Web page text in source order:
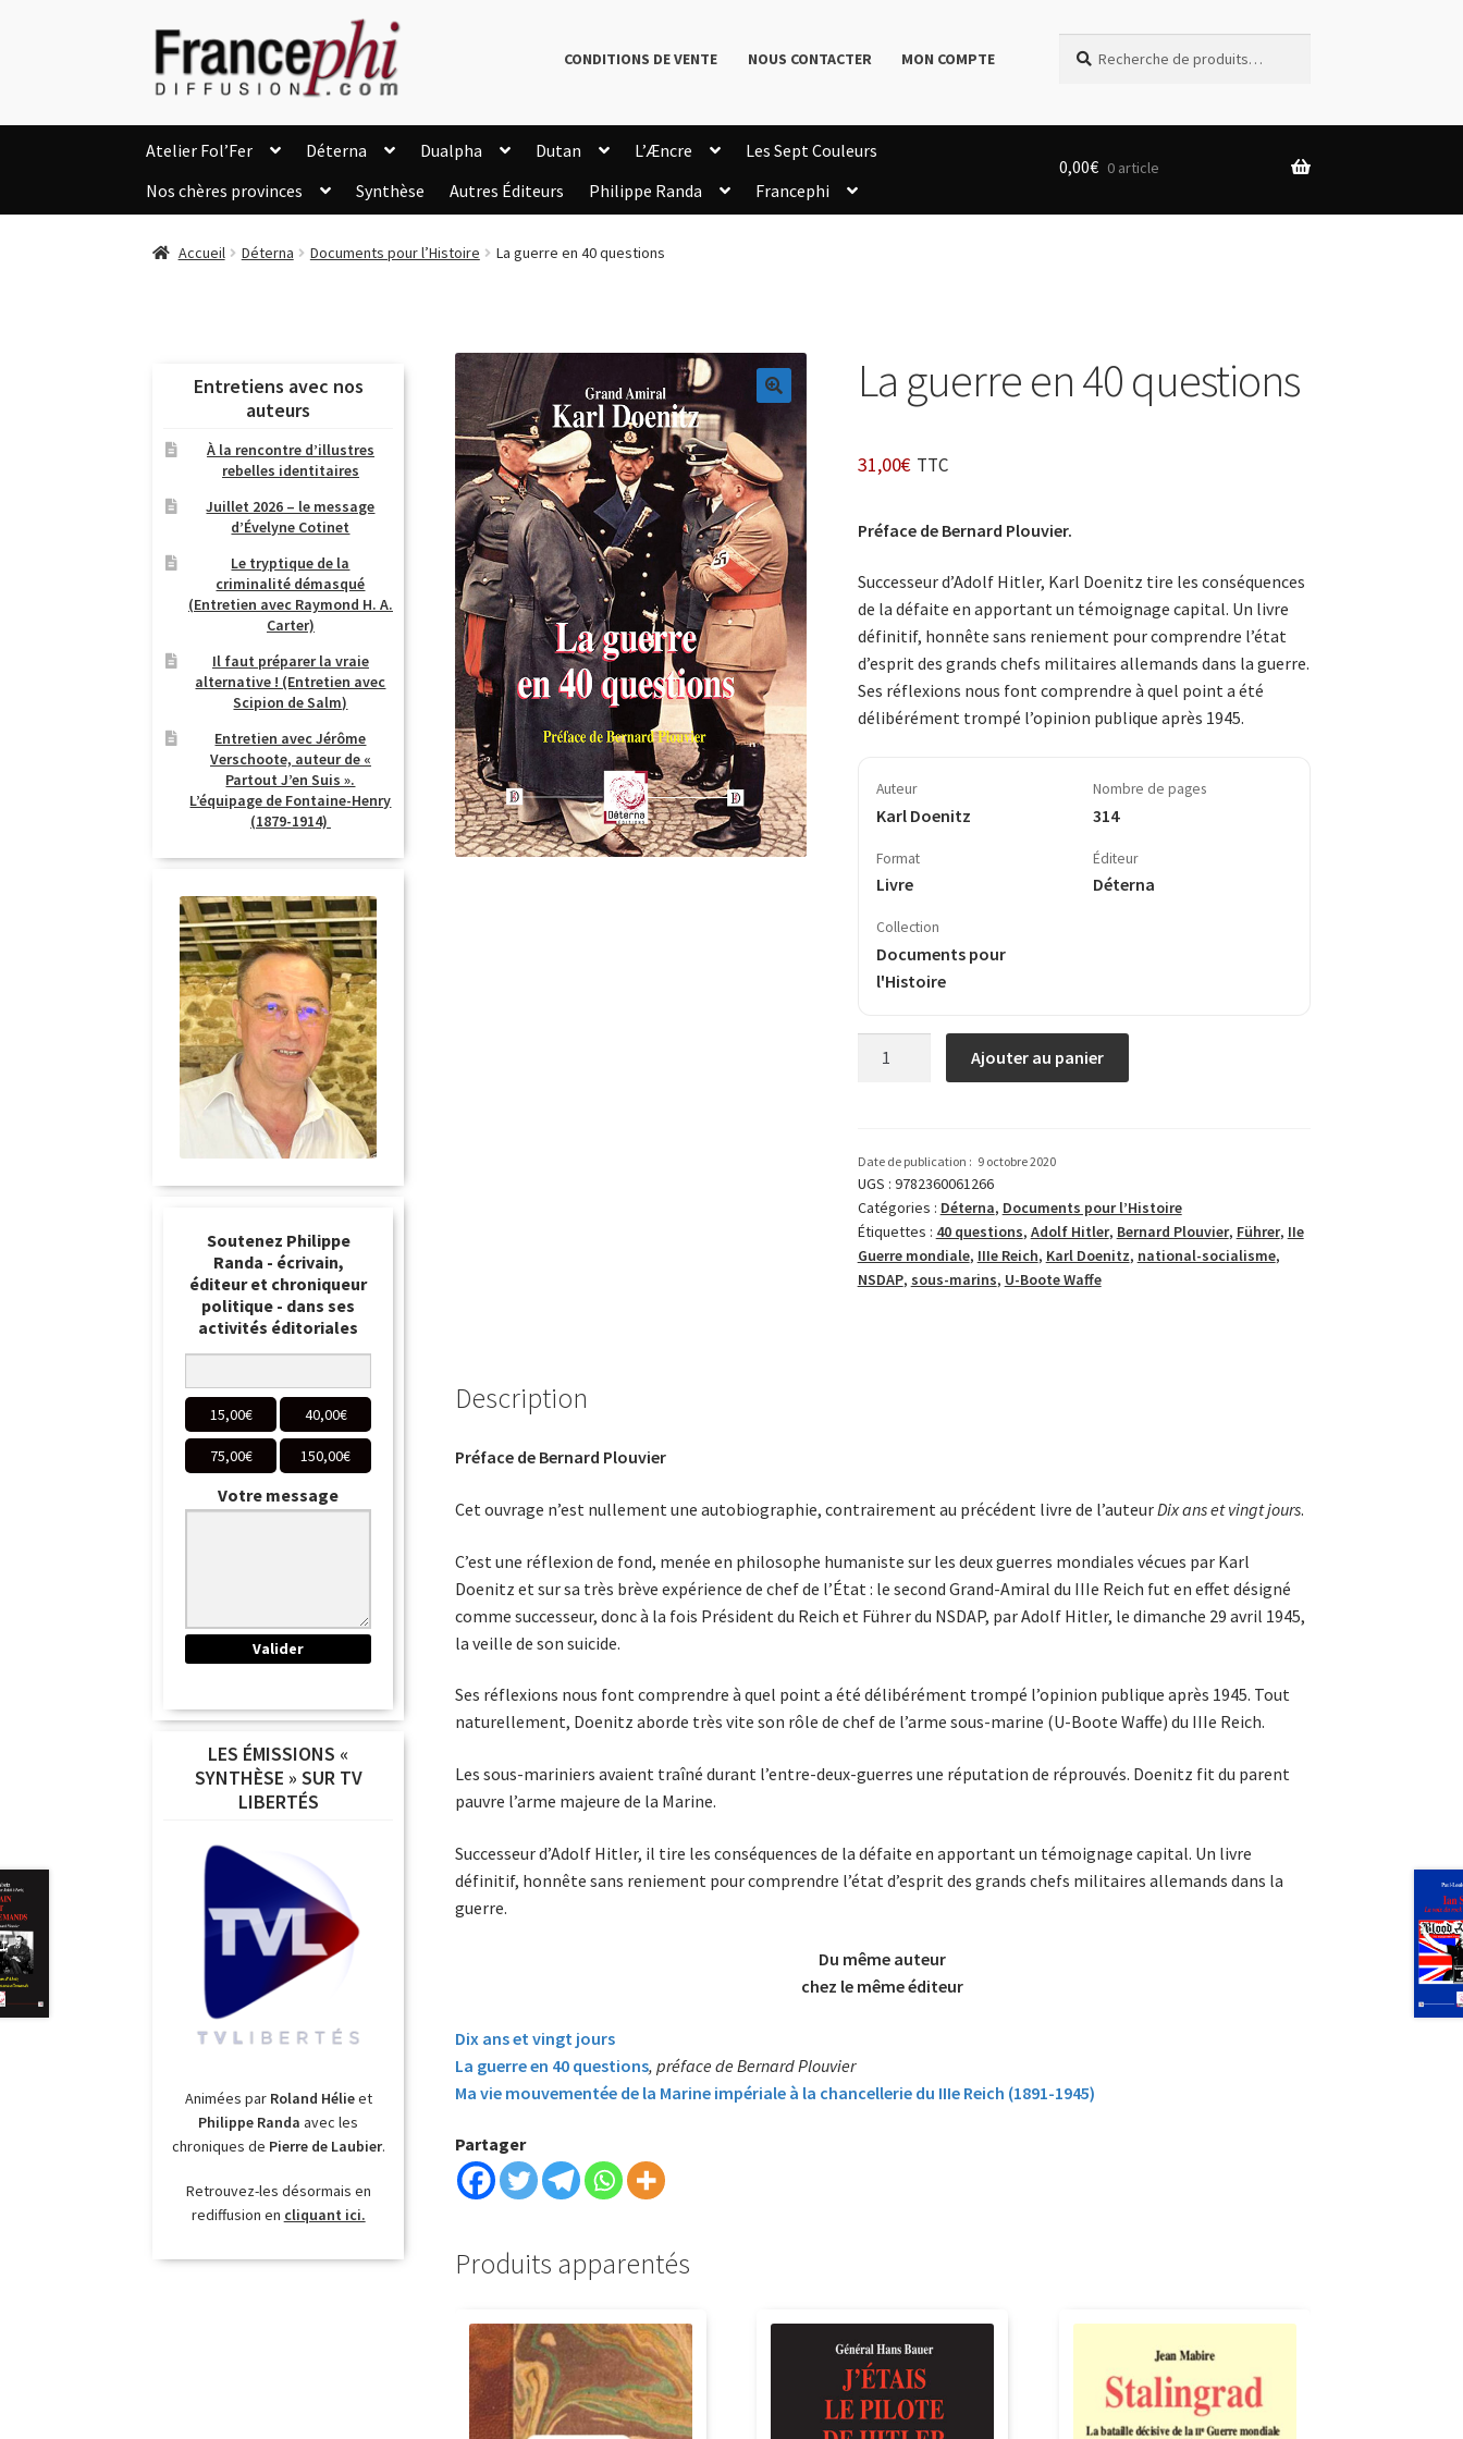
Aller
la
Aller
au
contenu
CONDITIONS DE VENTE NOUS CONTACTER MON COMPTE
pour :
Atelier Fol’Fer Déterna Dualpha Dutan L’Æncre
Les Sept Couleurs
Nos chères provinces
Synthèse Autres Éditeurs Philippe Randa
Francephi
Suivi de la Commande
0,00€ 0 article
Accueil Déterna Documents pour l’Histoire La guerre en 40 questions
La guerre en 40 questions
31,00€ TTC
Préface de Bernard Plouvier.
Successeur d’Adolf Hitler, Karl Doenitz tire les conséquences
de la défaite en apportant un témoignage capital. Un livre
définitif, honnête sans reniement pour comprendre l’état
d’esprit des grands chefs militaires allemands dans la guerre.
Ses réflexions nous font comprendre à quel point a été
délibérément trompé l’opinion publique après 1945.
Auteur
Karl Doenitz
Nombre de pages
314
Format
Livre
Éditeur
Déterna
Collection
Documents pour
l'Histoire
en
40
questions
Ajouter au panier
Date de publication : 9 octobre 2020
UGS : 9782360061266
Catégories : Déterna, Documents pour l’Histoire
Étiquettes : 40 questions, Adolf Hitler, Bernard Plouvier, Führer, IIe
Guerre mon­diale, IIIe Reich, Karl Doenitz, national-socialisme,
NSDAP, sous-marins, U-Boote Waffe
Description
Préface de Bernard Plouvier
Cet ouvrage n’est nullement une autobiographie, contrairement au précédent livre de l’auteurDix ans et vingt jours.
C’est une réflexion de fond, menée en philosophe humaniste sur les deux guerres mondiales vécues par Karl
Doenitz et sur sa très brève expérience de chef de l’État : le second Grand-Amiral du IIIe Reich fut en effet désigné
comme successeur, donc à la fois Président du Reich et Führer du NSDAP, par Adolf Hitler, le dimanche 29 avril 1945,
la veille de son suicide.
Ses réflexions nous font comprendre à quel point a été délibérément trompé l’opinion publique après 1945. Tout
naturellement, Doenitz aborde très vite son rôle de chef de l’arme sous-marine (U-Boote Waffe) du IIIe Reich.
Les sous-mariniers avaient traîné durant l’entre-deux-guerres une réputation de réprouvés. Doenitz fit du parent
pauvre l’arme majeure de la Marine.
Successeur d’Adolf Hitler, il tire les conséquences de la défaite en apportant un témoignage capital. Un livre
définitif, honnête sans reniement pour comprendre l’état d’esprit des grands chefs militaires allemands dans la
guerre.
Du même auteur
chez le même éditeur
Dix ans et vingt jours
La guerre en 40 questions, préface de Bernard Plouvier
Ma vie mouvementée de la Marine impériale à la chancellerie du IIIe Reich (1891-1945)
Partager
Produits apparentés
Entretiens avec nos
auteurs
À la rencontre d’illustres
rebelles identitaires
Juillet 2026 – le message
d’Évelyne Cotinet
Le tryptique de la
criminalité démasqué
(Entretien avec Raymond H. A.
Carter)
Il faut préparer la vraie
alternative ! (Entretien avec
Scipion de Salm)
Entretien avec Jérôme
Verschoote, auteur de «
Partout J’en Suis ».
L’équipage de Fontaine-Henry
(1879-1914)
Soutenez Philippe
Randa - écrivain,
éditeur et chroniqueur
politique - dans ses
activités éditoriales
15,00€ 40,00€
75,00€ 150,00€
Votre message
LES ÉMISSIONS «
SYNTHÈSE » SUR TV
LIBERTÉS
Animées par Roland Hélieet
Philippe Randa avec les
chroniques de Pierre de Laubier.
Retrouvez-les désormais en
rediffusion en cliquant ici.